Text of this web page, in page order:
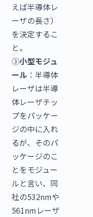
えば半導体レ
ーザの長さ）
を決定するこ
と。
③小型モジュ
ール ：半導体
レーザは半導
体レーザチッ
プをパッケー
ジの中に入れ
るが、そのパ
ッケージのこ
とをモジュー
ルと言い、同
社の532nmや
561nmレーザ